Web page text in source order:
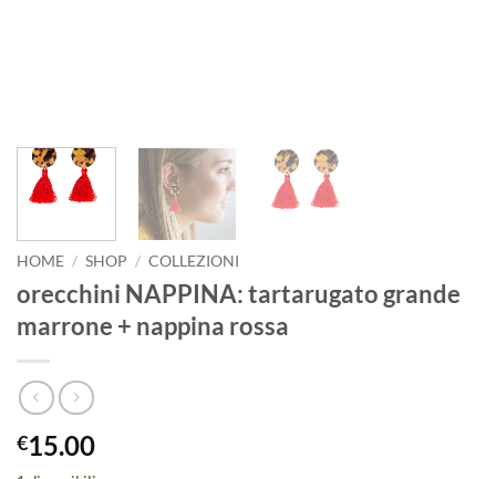
HOME / SHOP / COLLEZIONI
orecchini NAPPINA: tartarugato grande
marrone + nappina rossa
€15.00